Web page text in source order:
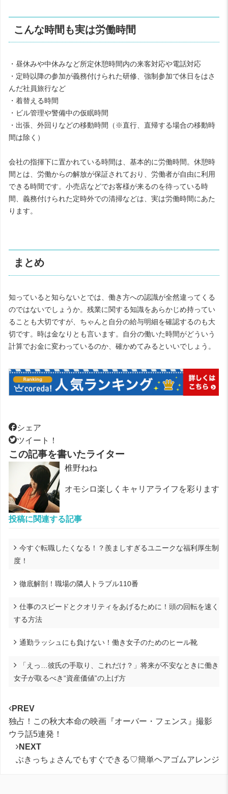
こんな時間も実は労働時間
・昼休みや中休みなど所定休憩時間内の来客対応や電話対応
・定時以降の参加が義務付けられた研修、強制参加で休日をはさ
んだ社員旅行など
・着替える時間
・ビル管理や警備中の仮眠時間
・出張、外回りなどの移動時間（※直行、直帰する場合の移動時
間は除く）
会社の指揮下に置かれている時間は、基本的に労働時間。休憩時
間とは、労働からの解放が保証されており、労働者が自由に利用
できる時間です。小売店などでお客様が来るのを待っている時
間、義務付けられた定時外での清掃などは、実は労働時間にあた
ります。
まとめ
知っていると知らないとでは、働き方への認識が全然違ってくる
のではないでしょうか。残業に関する知識をあらかじめ持ってい
ることも大切ですが、ちゃんと自分の給与明細を確認するのも大
切です。時は金なりとも言います。自分の働いた時間がどういう
計算でお金に変わっているのか、確かめてみるといいでしょう。
シェア
ツイート！
この記事を書いたライター
椎野ねね
オモシロ楽しくキャリアライフを彩ります
投稿に関連する記事
今すぐ転職したくなる！？羨ましすぎるユニークな福利厚生制
度！
徹底解剖！職場の隣人トラブル110番
仕事のスピードとクオリティをあげるために！頭の回転を速く
する方法
通勤ラッシュにも負けない！働き女子のためのヒール靴
「えっ…彼氏の手取り、これだけ？」将来が不安なときに働き
女子が取るべき“資産価値”の上げ方
PREV
独占！この秋大本命の映画『オーバー・フェンス』撮影
ウラ話5連発！
NEXT
ぶきっちょさんでもすぐできる♡簡単ヘアゴムアレンジ